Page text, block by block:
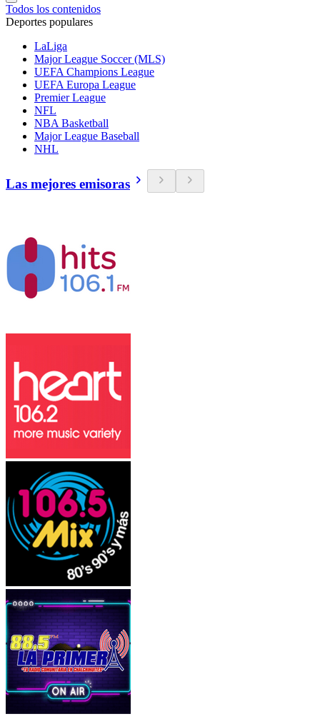
Todos los contenidos
Deportes populares
LaLiga
Major League Soccer (MLS)
UEFA Champions League
UEFA Europa League
Premier League
NFL
NBA Basketball
Major League Baseball
NHL
Las mejores emisoras